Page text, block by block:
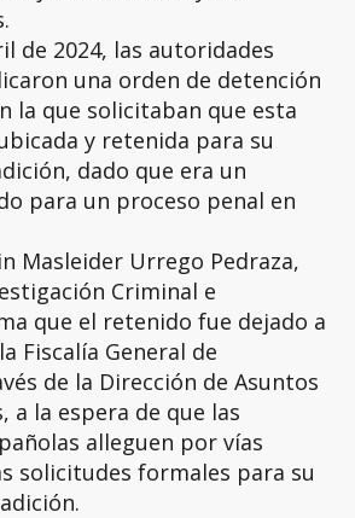
de 2024, las autoridades
una orden de detención
la que solicitaban que esta
y retenida para su
dado que era un
para un proceso penal en
Masleider Urrego Pedraza,
Criminal e
que el retenido fue dejado a
Fiscalía General de
de la Dirección de Asuntos
a la espera de que las
alleguen por vías
solicitudes formales para su